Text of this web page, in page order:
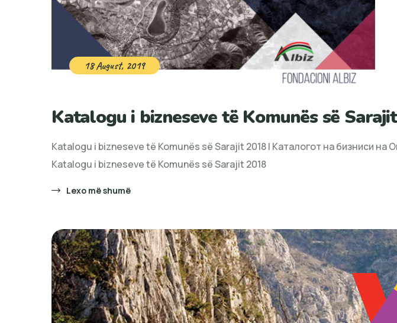
18 August, 2019
Katalogu i bizneseve të Komunës së
Katalogu i bizneseve të Komunës së Sarajit 2018 | Каталогот на бизниси на
Katalogu i bizneseve të Komunës së Sarajit 2018
Lexo më shumë